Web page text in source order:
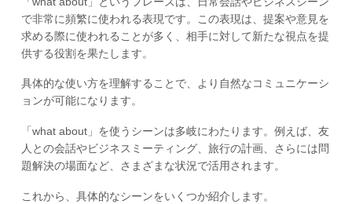
で非常に頻繁に使われる表現です。この表現は、提案や意見を
求める際に使われることが多く、相手に対して新たな視点を提
供する役割を果たします。
具体的な使い方を理解することで、より自然なコミュニケーシ
ョンが可能になります。
「what about」を使うシーンは多岐にわたります。例えば、友
人との会話やビジネスミーティング、旅行の計画、さらには問
題解決の場面など、さまざまな状況で活用されます。
これから、具体的なシーンをいくつか紹介します。